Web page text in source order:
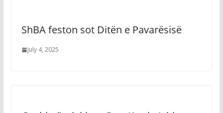
ShBA feston sot Ditën e Pavarësisë
July 4, 2025